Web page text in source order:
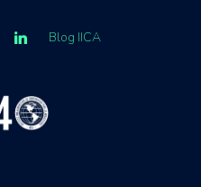
Blog IICA